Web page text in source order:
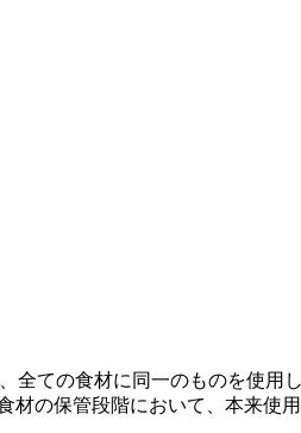
全ての食材に同一のものを使用
の保管段階において、本来使